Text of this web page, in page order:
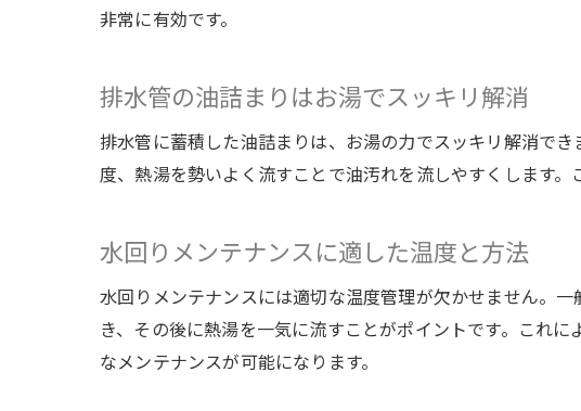
非常に有効です。
排水管の油詰まりはお湯でスッキリ解消
排水管に蓄積した油詰まりは、お湯の力でスッキリ解消で
度、熱湯を勢いよく流すことで油汚れを流しやすくします
水回りメンテナンスに適した温度と方法
水回りメンテナンスには適切な温度管理が欠かせません。
き、その後に熱湯を一気に流すことがポイントです。これ
なメンテナンスが可能になります。